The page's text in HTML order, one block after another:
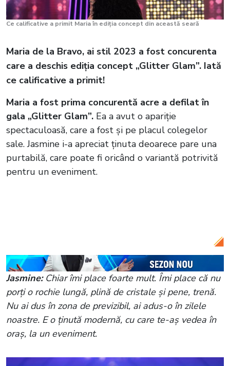
Ce calificative a primit Maria în ediția concept din această seară
Maria de la Bravo, ai stil 2023 a fost concurenta
care a deschis ediția concept „Glitter Glam”. Iată
ce calificative a primit!
Maria a fost prima concurentă acre a defilat în
gala „Glitter Glam”. Ea a avut o apariție
spectaculoasă, care a fost și pe placul colegelor
sale. Jasmine i-a apreciat ținuta deoarece pare una
purtabilă, care poate fi oricând o variantă potrivită
pentru un eveniment.
Jasmine: Chiar îmi place foarte mult. Îmi place că nu
porți o rochie lungă, plină de cristale și pene, trenă.
Nu ai dus în zona de previzibil, ai adus-o în zilele
noastre. E o ținută modernă, cu care te-aș vedea în
oraș, la un eveniment.